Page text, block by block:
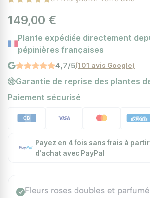
149,00 €
Plante expédiée directement
pépinières françaises
4,7/5(101 avis Google)
Garantie de reprise des plantes
Paiement sécurisé
Payez en 4 fois sans frais à
d'achat avec PayPal
Fleurs roses doubles et